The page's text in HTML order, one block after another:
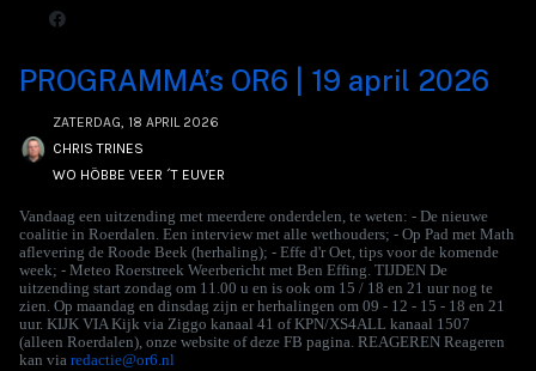
PROGRAMMA’s OR6 | 19 april 2026
ZATERDAG, 18 APRIL 2026
CHRIS TRINES
WO HÖBBE VEER ´T EUVER
Vandaag een uitzending met meerdere onderdelen, te weten: - De nieuwe
coalitie in Roerdalen. Een interview met alle wethouders; - Op Pad met Math
aflevering de Roode Beek (herhaling); - Effe d'r Oet, tips voor de komende
week; - Meteo Roerstreek Weerbericht met Ben Effing. TIJDEN De
uitzending start zondag om 11.00 u en is ook om 15 / 18 en 21 uur nog te
zien. Op maandag en dinsdag zijn er herhalingen om 09 - 12 - 15 - 18 en 21
uur. KIJK VIA Kijk via Ziggo kanaal 41 of KPN/XS4ALL kanaal 1507
(alleen Roerdalen), onze website of deze FB pagina. REAGEREN Reageren
kan via redactie@or6.nl